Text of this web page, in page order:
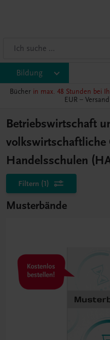
Bildung
Bücher in max. 48 Stunden bei
EUR –
Betriebswirtschaft
volkswirtschaftliche
Handelsschulen
Filtern (1)
Musterbände